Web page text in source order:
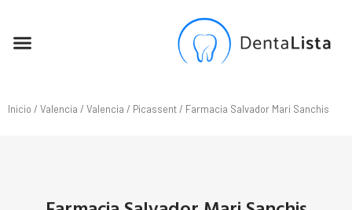
Inicio / Valencia / Valencia / Picassent/ Farmacia Salvador Mari Sanchis